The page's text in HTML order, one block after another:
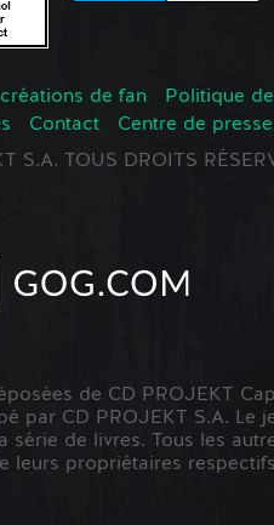
de fan
Politique
Contact
Centre de presse
S.A. TOUS DROITS
de CD PROJEKT
par CD PROJEKT S.A. Le
série de livres. Tous les
leurs propriétaires